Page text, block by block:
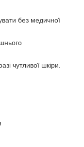
без медичної
чутливої шкіри.